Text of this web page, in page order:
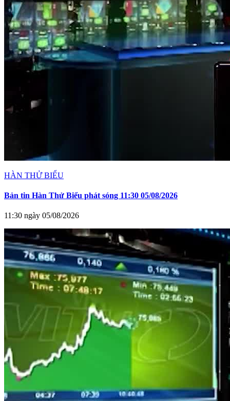
HÀN THỬ BIỂU
Bản tin Hàn Thử Biểu phát sóng 11:30 05/08/2026
11:30 ngày 05/08/2026